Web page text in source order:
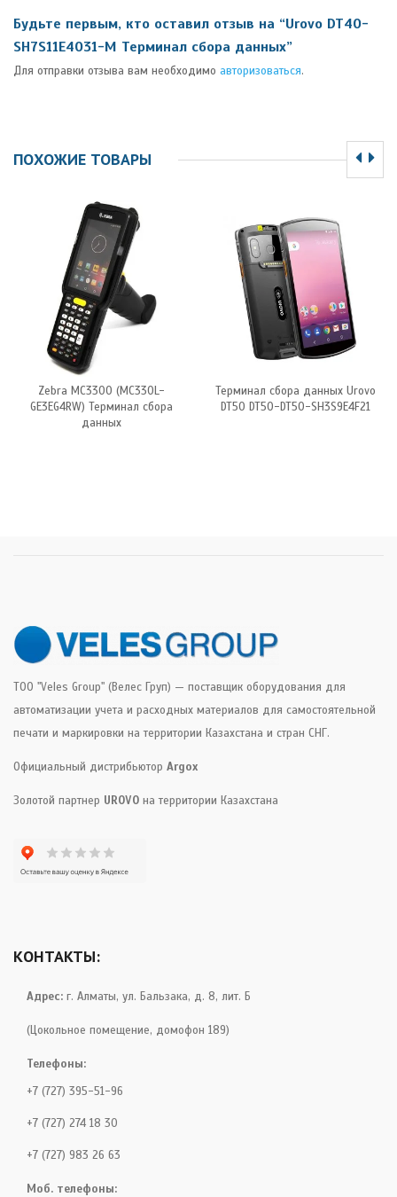
Будьте первым, кто оставил отзыв на “Urovo DT40-
SH7S11E4031-M Терминал сбора данных”
Для отправки отзыва вам необходимо авторизоваться.
ПОХОЖИЕ ТОВАРЫ
Zebra MC3300 (MC330L-
GE3EG4RW) Терминал сбора
данных
Терминал сбора данных Urovo
DT50 DT50-DT50-SH3S9E4F21
ТОО "Veles Group" (Велес Груп) — поставщик оборудования для
автоматизации учета и расходных материалов для самостоятельной
печати и маркировки на территории Казахстана и стран СНГ.
Официальный дистрибьютор Argox
Золотой партнер UROVO на территории Казахстана
КОНТАКТЫ:
Адрес: г. Алматы, ул. Бальзака, д. 8, лит. Б
(Цокольное помещение, домофон 189)
Телефоны:
+7 (727) 395-51-96
+7 (727) 274 18 30
+7 (727) 983 26 63
Моб. телефоны: